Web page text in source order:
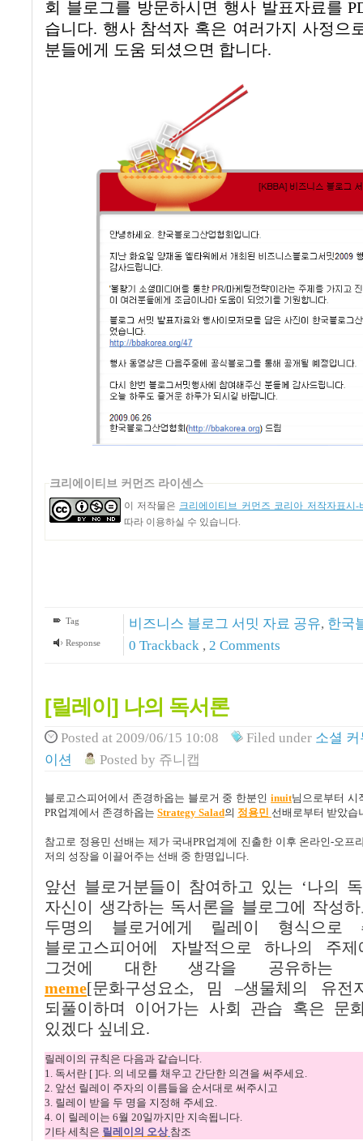
회 블로그를 방문하시면 행사 발표자료를
습니다. 행사 참석자 혹은 여러가지 사정으
분들에게 도움 되셨으면 합니다.
크리에이티브 커먼즈 라이센스
이 저작물은 크리에이티브 커먼즈 코리아 저작자표시
따라 이용하실 수 있습니다.
Tag 비즈니스 블로그 서밋 자료 공유, 한국
Response 0 Trackback , 2 Comments
[릴레이] 나의 독서론
Posted at 2009/06/15 10:08 Filed under 소셜
이션
Posted by 쥬니캡
블로고스피어에서 존경하옵는 블로거 중 한분인inuit님으로부터 시
PR업계에서 존경하옵는 Strategy Salad의 정용민 선배로부터 받았습
참고로 정용민 선배는 제가 국내PR업계에 진출한 이후 온라인-오프
저의 성장을 이끌어주는 선배 중 한명입니다.
앞선 블로거분들이 참여하고 있는 ‘나의
자신이 생각하는 독서론을 블로그에 작성
두명의 블로거에게 릴레이 형식으로
블로고스피어에 자발적으로 하나의 주
그것에 대한 생각을 공유하는 프
meme[문화구성요소, 밈–생물체의 유
되풀이하며 이어가는 사회 관습 혹은 문
있겠다 싶네요.
릴레이의 규칙은 다음과 같습니다.
1. 독서란 [ ]다. 의 네모를 채우고 간단한 의견을 써주세요.
2. 앞선 릴레이 주자의 이름들을 순서대로 써주시고
3. 릴레이 받을 두 명을 지정해 주세요.
4. 이 릴레이는 6월 20일까지만 지속됩니다.
기타 세칙은 릴레이의 오상 참조